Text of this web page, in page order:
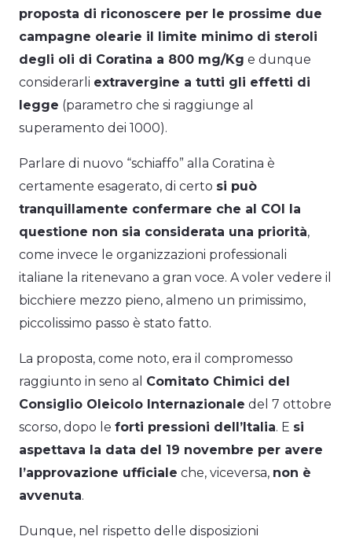
proposta di riconoscere per le prossime due
campagne olearie il limite minimo di steroli
degli oli di Coratina a 800 mg/Kg e dunque
considerarli extravergine a tutti gli effetti di
legge (parametro che si raggiunge al
superamento dei 1000).
Parlare di nuovo “schiaffo” alla Coratina è
certamente esagerato, di certo si può
tranquillamente confermare che al COI la
questione non sia considerata una priorità,
come invece le organizzazioni professionali
italiane la ritenevano a gran voce. A voler vedere il
bicchiere mezzo pieno, almeno un primissimo,
piccolissimo passo è stato fatto.
La proposta, come noto, era il compromesso
raggiunto in seno al Comitato Chimici del
Consiglio Oleicolo Internazionale del 7 ottobre
scorso, dopo le forti pressioni dell’Italia. E si
aspettava la data del 19 novembre per avere
l’approvazione ufficiale che, viceversa, non è
avvenuta.
Dunque, nel rispetto delle disposizioni